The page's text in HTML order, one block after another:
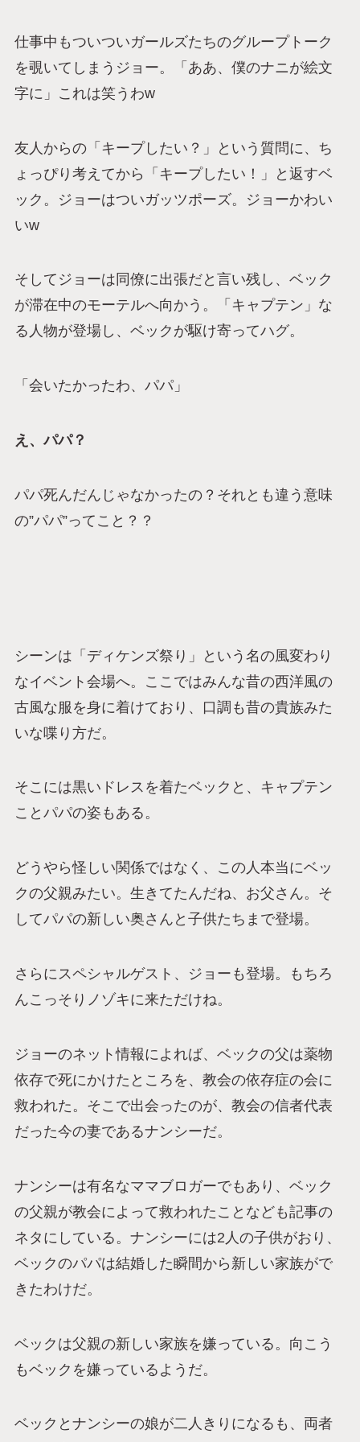
仕事中もついついガールズたちのグループトーク
を覗いてしまうジョー。「ああ、僕のナニが絵文
字に」これは笑うわw
友人からの「キープしたい？」という質問に、ち
ょっぴり考えてから「キープしたい！」と返すベ
ック。ジョーはついガッツポーズ。ジョーかわい
いw
そしてジョーは同僚に出張だと言い残し、ベック
が滞在中のモーテルへ向かう。「キャプテン」な
る人物が登場し、ベックが駆け寄ってハグ。
「会いたかったわ、パパ」
え、パパ？
パパ死んだんじゃなかったの？それとも違う意味
の”パパ”ってこと？？
シーンは「ディケンズ祭り」という名の風変わり
なイベント会場へ。ここではみんな昔の西洋風の
古風な服を身に着けており、口調も昔の貴族みた
いな喋り方だ。
そこには黒いドレスを着たベックと、キャプテン
ことパパの姿もある。
どうやら怪しい関係ではなく、この人本当にベッ
クの父親みたい。生きてたんだね、お父さん。そ
してパパの新しい奥さんと子供たちまで登場。
さらにスペシャルゲスト、ジョーも登場。もちろ
んこっそりノゾキに来ただけね。
ジョーのネット情報によれば、ベックの父は薬物
依存で死にかけたところを、教会の依存症の会に
救われた。そこで出会ったのが、教会の信者代表
だった今の妻であるナンシーだ。
ナンシーは有名なママブロガーでもあり、ベック
の父親が教会によって救われたことなども記事の
ネタにしている。ナンシーには2人の子供がおり、
ベックのパパは結婚した瞬間から新しい家族がで
きたわけだ。
ベックは父親の新しい家族を嫌っている。向こう
もベックを嫌っているようだ。
ベックとナンシーの娘が二人きりになるも、両者